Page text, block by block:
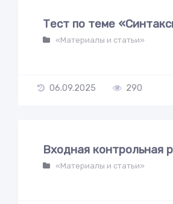
Тест по теме
«Материалы и статьи»
06.09.2025 290
Входная контрольная
«Материалы и статьи»